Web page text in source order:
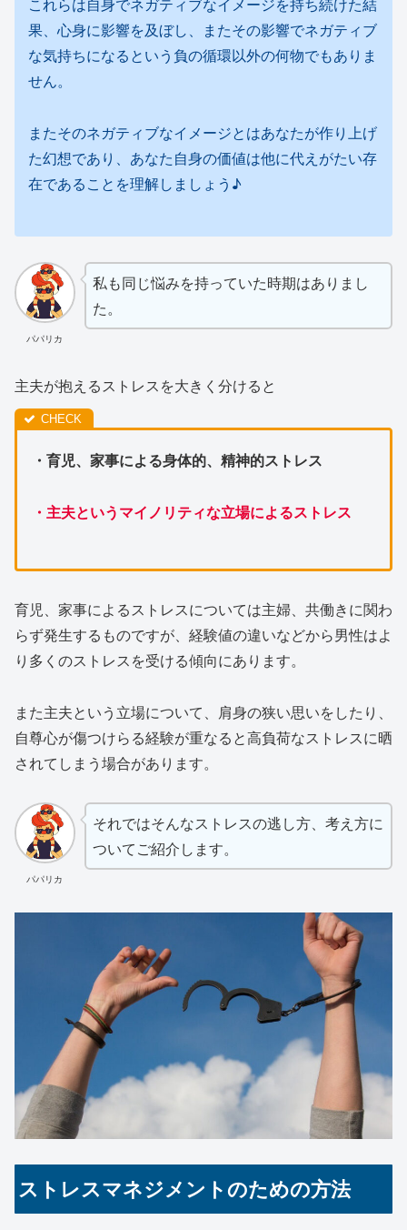
果、心身に影響を及ぼし、またその影響でネガティブ
な気持ちになるという負の循環以外の何物でもありま
せん。
またそのネガティブなイメージとはあなたが作り上げ
た幻想であり、あなた自身の価値は他に代えがたい存
在であることを理解しましょう♪
パパリカ
私も同じ悩みを持っていた時期はありまし
た。
主夫が抱えるストレスを大きく分けると
・育児、家事による身体的、精神的ストレス
・主夫というマイノリティな立場によるストレス
育児、家事によるストレスについては主婦、共働きに関わ
らず発生するものですが、経験値の違いなどから男性はよ
り多くのストレスを受ける傾向にあります。
また主夫という立場について、肩身の狭い思いをしたり、
自尊心が傷つけらる経験が重なると高負荷なストレスに晒
されてしまう場合があります。
パパリカ
それではそんなストレスの逃し方、考え方に
ついてご紹介します。
ストレスマネジメントのための方法